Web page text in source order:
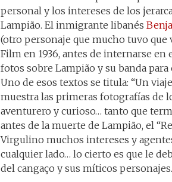
personal y los intereses de los
Lampião. El inmigrante libanés
(otro personaje que mucho tuvo
Film en 1936, antes de internarse
fotos sobre Lampião y su banda para
Uno de esos textos se titula: “Un
muestra las primeras fotografías de
aventurero y curioso… tanto que
antes de la muerte de Lampião, el
Virgulino muchos intereses y
cualquier lado… lo cierto es que le
del cangaço y sus míticos personajes.